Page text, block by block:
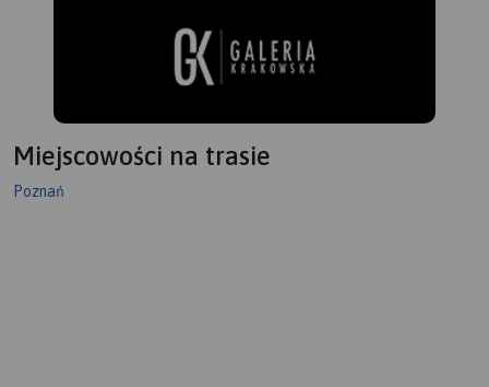
Miejscowości na trasie
Poznań